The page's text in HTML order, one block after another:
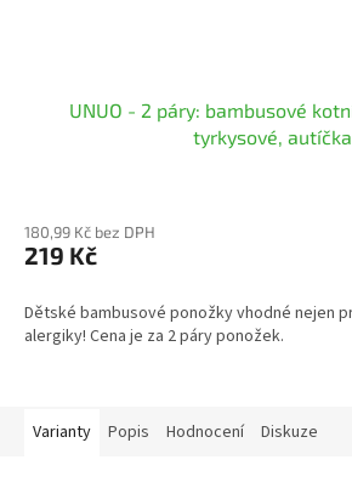
UNUO - 2 páry: bambusové
tyrkysové, autíčka
180,99 Kč bez DPH
219 Kč
Dětské bambusové ponožky vhodné nejen
alergiky! Cena je za 2 páry ponožek.
Varianty Popis Hodnocení Diskuze